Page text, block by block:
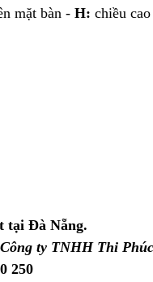
mặt bàn - H: chiều
tại Đà Nẵng.
Công ty TNHH Thi Phúc
250